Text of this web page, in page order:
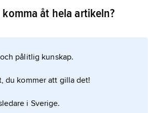
sedan 2002 ingår i
med strandängar, odlingsbygd
åt hela artikeln?
pålitlig kunskap.
du kommer att gilla det!
i Sverige.